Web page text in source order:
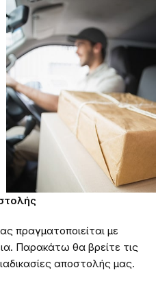
πραγματοποιείται με
Παρακάτω θα βρείτε τις
αποστολής μας.